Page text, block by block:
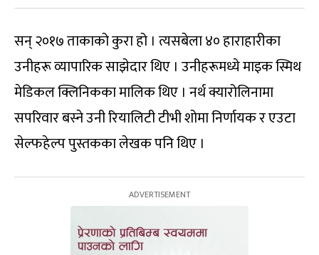
सन् २०१७ ताकाको कुरा हो । त्यसबेला ४० हाराहारीका
उनीहरू व्यापारिक साझेदार थिए । उनीहरूमध्ये माइक स्मिथ
मेडिकल क्लिनिकका मालिक थिए । नर्थ क्यारोलिनामा
सपरिवार बस्ने उनी रियालिटी टीभी शोमा निर्णायक र एउटा
सेल्फहेल्प पुस्तकका लेखक पनि थिए ।